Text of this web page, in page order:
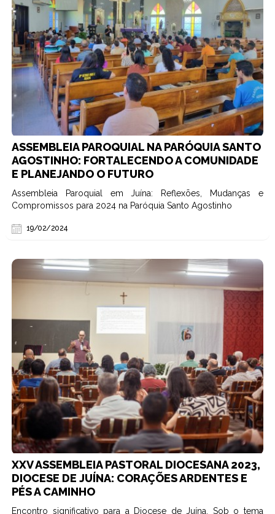
ASSEMBLEIA PAROQUIAL NA PARÓQUIA SANTO
AGOSTINHO: FORTALECENDO A COMUNIDADE
E PLANEJANDO O FUTURO
Assembleia Paroquial em Juína: Reflexões, Mudanças e
Compromissos para 2024 na Paróquia Santo Agostinho
19/02/2024
XXV ASSEMBLEIA PASTORAL DIOCESANA 2023,
DIOCESE DE JUÍNA: CORAÇÕES ARDENTES E
PÉS A CAMINHO
Encontro significativo para a Diocese de Juína. Sob o tema